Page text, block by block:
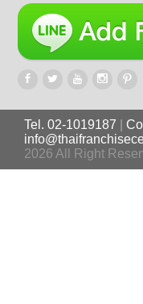
Tel. 02-1019187
2026 All Right